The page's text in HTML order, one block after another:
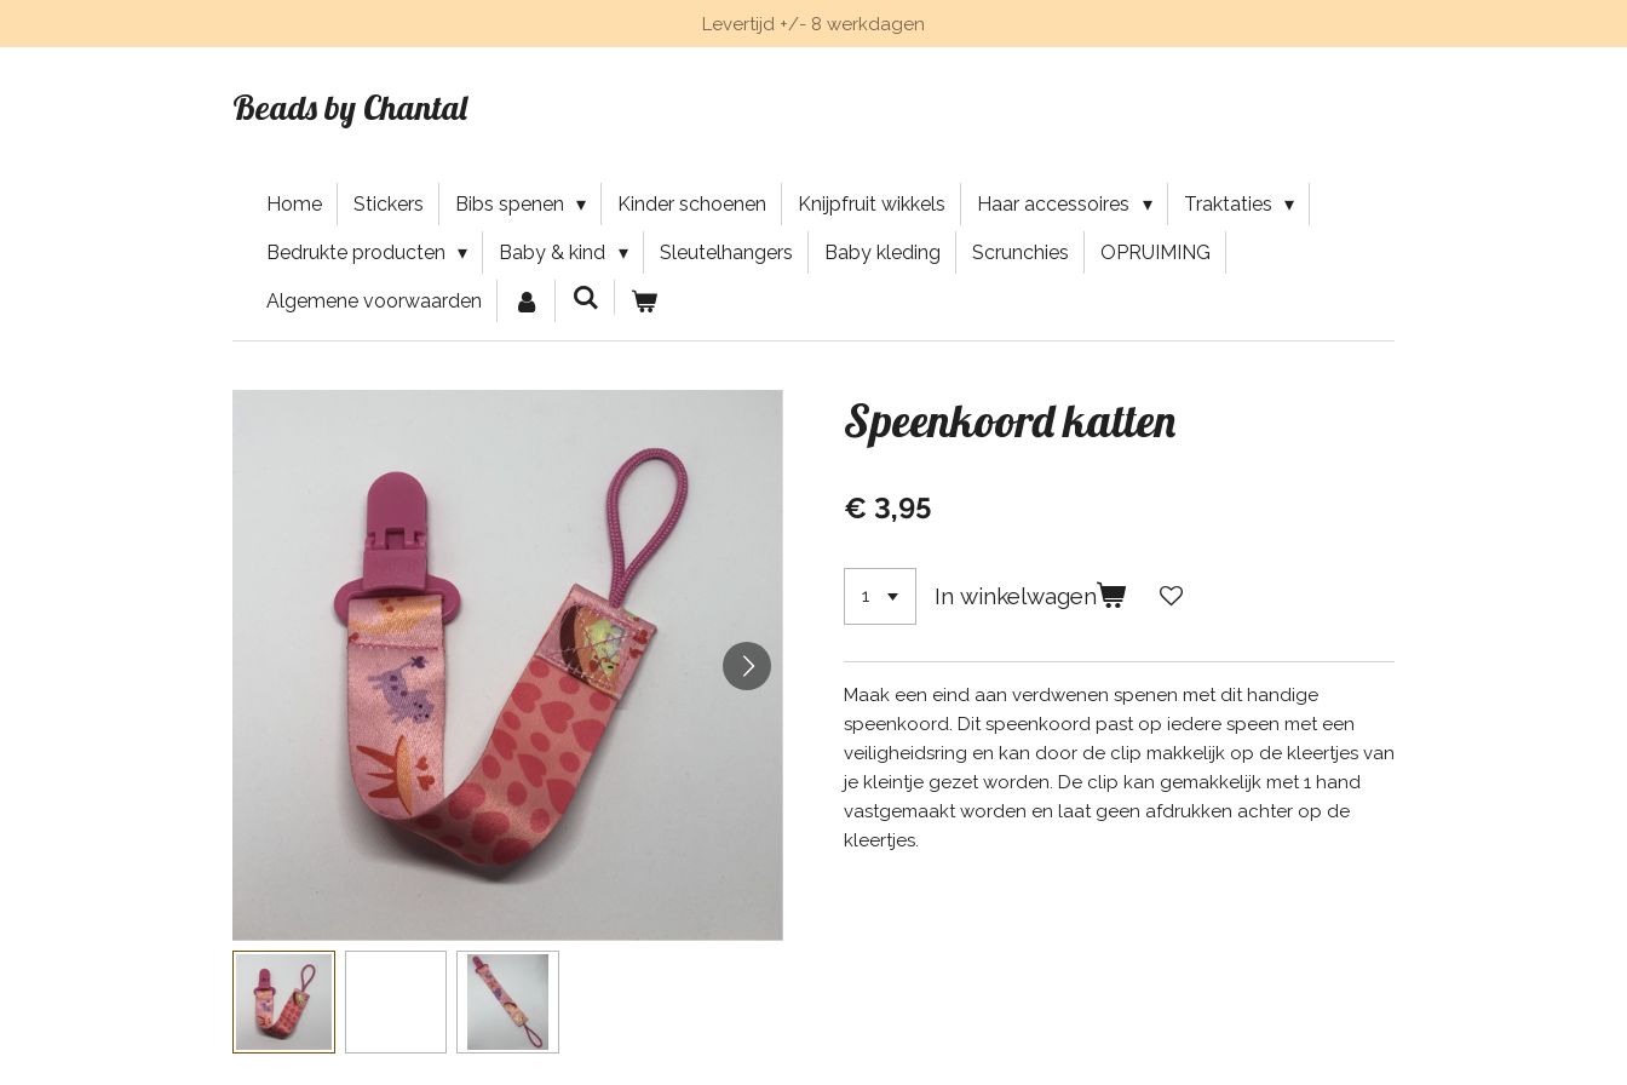
direct
Levertijd +/- 8 werkdagen
Beads by Chantal
Home Stickers Bibs spenen Kinder schoenen Knijpfruit wikkels Haar accessoires Traktaties
Bedrukte producten Baby & kind Sleutelhangers Baby kleding Scrunchies OPRUIMING
Algemene voorwaarden
Speenkoord katten
€ 3,95
In winkelwagen
Maak een eind aan verdwenen spenen met dit handige
speenkoord. Dit speenkoord past op iedere speen met een
veiligheidsring en kan door de clip makkelijk op de kleertjes van
je kleintje gezet worden. De clip kan gemakkelijk met 1 hand
vastgemaakt worden en laat geen afdrukken achter op de
kleertjes.